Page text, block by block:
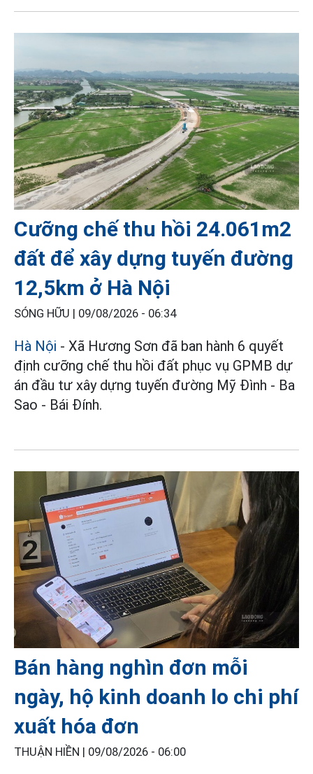
Cưỡng chế thu hồi 24.061m2
đất để xây dựng tuyến đường
12,5km ở Hà Nội
SÓNG HỮU | 09/08/2026 - 06:34
Hà Nội - Xã Hương Sơn đã ban hành 6 quyết
định cưỡng chế thu hồi đất phục vụ GPMB dự
án đầu tư xây dựng tuyến đường Mỹ Đình - Ba
Sao - Bái Đính.
Bán hàng nghìn đơn mỗi
ngày, hộ kinh doanh lo chi phí
xuất hóa đơn
THUẬN HIỀN | 09/08/2026 - 06:00